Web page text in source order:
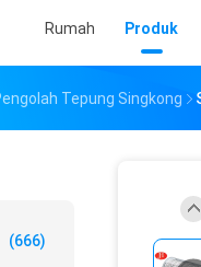
Rumah Produk
Tepung Singkong
(666)